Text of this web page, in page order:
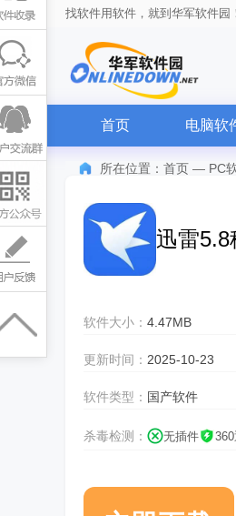
找软件用软件，就到华军软件园！
首页 电脑软
所在位置： 首页 — PC
迅雷5.8
软件大小： 4.47MB
更新时间： 2025-10-23
软件类型： 国产软件
杀毒检测： 无插件